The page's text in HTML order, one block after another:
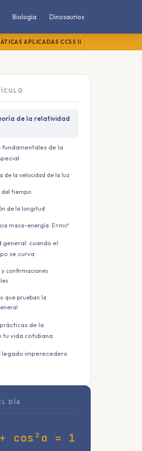
Biología Dinosaurios
APLICADAS CCSS II
de la relatividad
fundamentales de la
de la velocidad de la luz
del tiempo
de la longitud
masa-energía: E=mc²
cuando el
se curva
y confirmaciones
que prueban la
de la
tu vida cotidiana
legado imperecedero
DÍA
cos²α = 1